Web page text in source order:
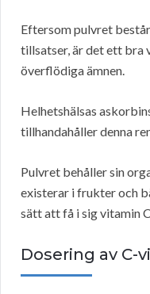
Eftersom pulvret
tillsatser, är det ett bra
överflödiga ämnen.
Helhetshälsas
tillhandahåller denna
Pulvret behåller sin
existerar i frukter och
sätt att få i sig vitamin
Dosering av C-